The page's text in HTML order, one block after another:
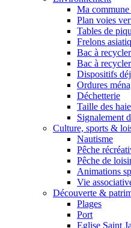
Ma commune
Plan voies
Tables de
Frelons
Bac à
Bac à
Dispositifs
Ordures
Déchetterie
Taille des
Signalement
Culture, sports &
Nautisme
Pêche
Pêche de
Animations
Vie
Découverte &
Plages
Port
Eglise Saint